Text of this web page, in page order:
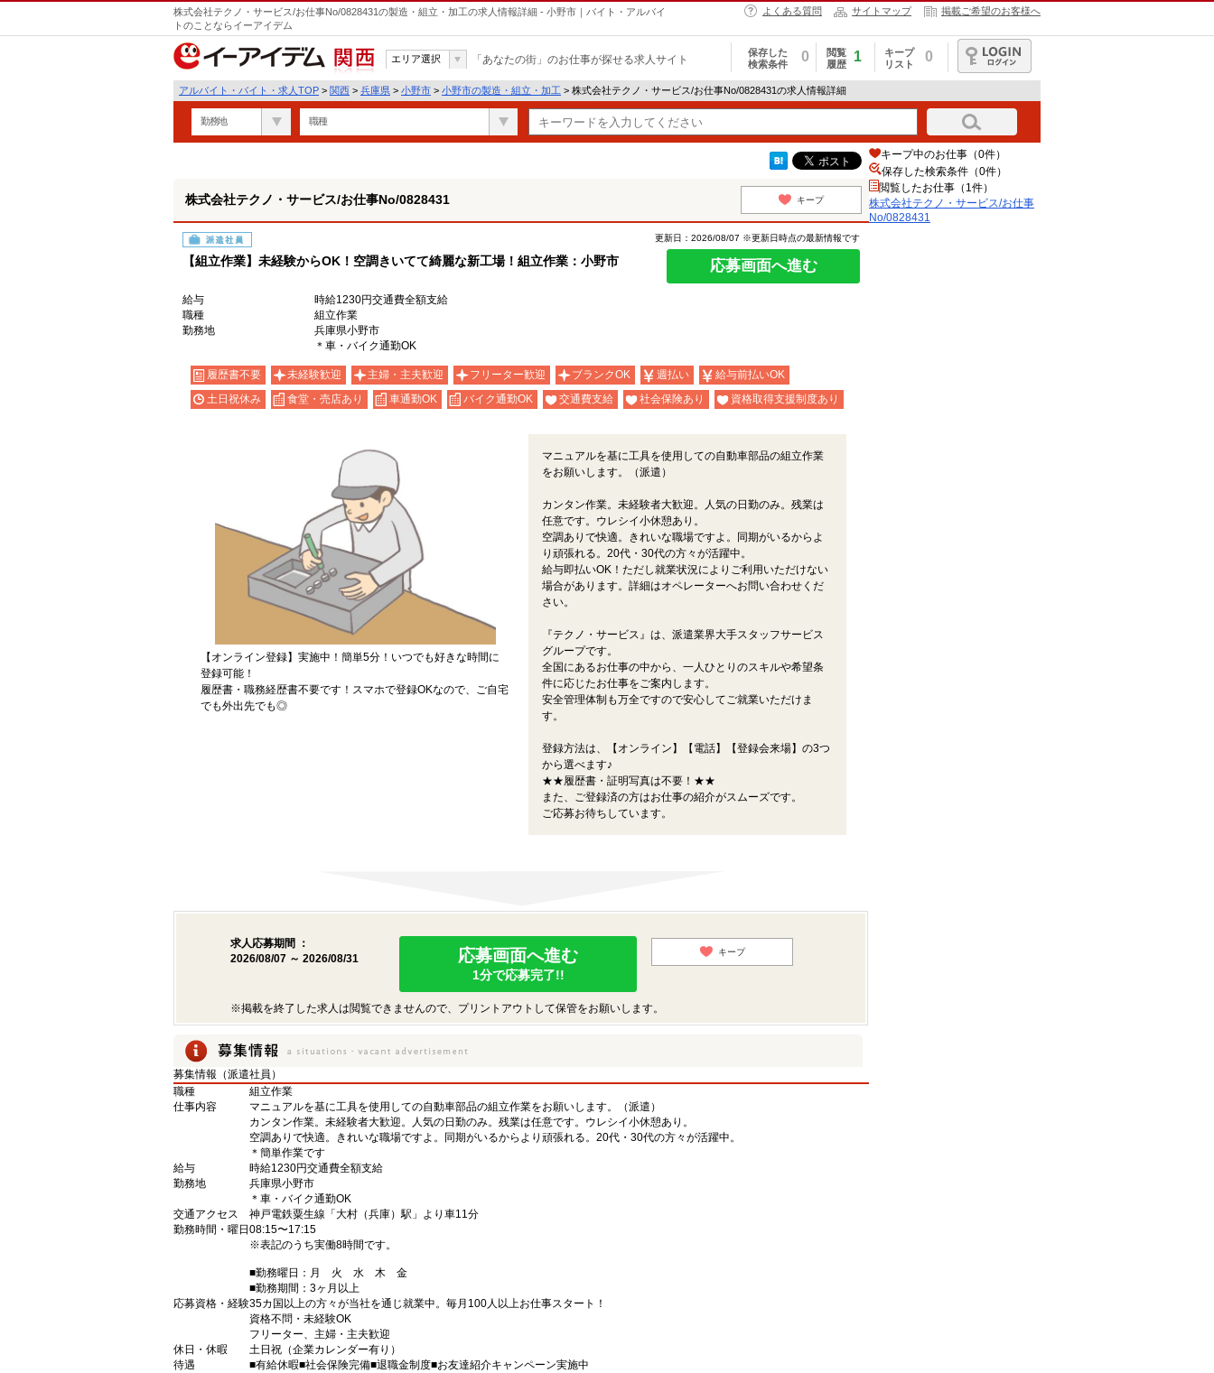
株式会社テクノ・サービス/お仕事No/0828431の製造・組立・加工の求人情報詳細 - 小野市｜バイト・アルバイ
トのことならイーアイデム
よくある質問 サイトマップ 掲載ご希望のお客様へ
関西
エリア選択 「あなたの街」のお仕事が探せる求人サイト
保存した
検索条件
0
閲覧
履歴
1
キープ
リスト
0
ログイン
アルバイト・バイト・求人TOP > 関西 > 兵庫県 > 小野市 > 小野市の製造・組立・加工 > 株式会社テクノ・サービス/お仕事No/0828431の求人情報詳細
勤務地 職種
株式会社テクノ・サービス/お仕事No/0828431 キープ
派遣社員
【組立作業】未経験からOK！空調きいてて綺麗な新工場！組立作業：小野市
更新日：2026/08/07 ※更新日時点の最新情報です
応募画面へ進む
給与
時給1230円交通費全額支給
職種
組立作業
勤務地
兵庫県小野市
＊車・バイク通勤OK
履歴書不要 未経験歓迎 主婦・主夫歓迎 フリーター歓迎 ブランクOK 週払い
給与前払いOK
土日祝休み
食堂・売店あり 車通勤OK バイク通勤OK 交通費支給 社会保険あり 資格取得支援制度あり
【オンライン登録】実施中！簡単5分！いつでも好きな時間に
登録可能！
履歴書・職務経歴書不要です！スマホで登録OKなので、ご自宅
でも外出先でも◎
マニュアルを基に工具を使用しての自動車部品の組立作業
をお願いします。（派遣）
カンタン作業。未経験者大歓迎。人気の日勤のみ。残業は
任意です。ウレシイ小休憩あり。
空調ありで快適。きれいな職場ですよ。同期がいるからよ
り頑張れる。20代・30代の方々が活躍中。
給与即払いOK！ただし就業状況によりご利用いただけない
場合があります。詳細はオペレーターへお問い合わせくだ
さい。
『テクノ・サービス』は、派遣業界大手スタッフサービス
グループです。
全国にあるお仕事の中から、一人ひとりのスキルや希望条
件に応じたお仕事をご案内します。
安全管理体制も万全ですので安心してご就業いただけま
す。
登録方法は、【オンライン】【電話】【登録会来場】の3つ
から選べます♪
★★履歴書・証明写真は不要！★★
また、ご登録済の方はお仕事の紹介がスムーズです。
ご応募お待ちしています。
求人応募期間 ：
2026/08/07 ～ 2026/08/31
応募画面へ進む
1分で応募完了!!
キープ
※掲載を終了した求人は閲覧できませんので、プリントアウトして保管をお願いします。
募集情報（派遣社員）
職種
組立作業
仕事内容
マニュアルを基に工具を使用しての自動車部品の組立作業をお願いします。（派遣）
カンタン作業。未経験者大歓迎。人気の日勤のみ。残業は任意です。ウレシイ小休憩あり。
空調ありで快適。きれいな職場ですよ。同期がいるからより頑張れる。20代・30代の方々が活躍中。
＊簡単作業です
給与
時給1230円交通費全額支給
勤務地
兵庫県小野市
＊車・バイク通勤OK
交通アクセス
神戸電鉄粟生線「大村（兵庫）駅」より車11分
勤務時間・曜日 08:15〜17:15
※表記のうち実働8時間です。
■勤務曜日：月 火 水 木 金
■勤務期間：3ヶ月以上
応募資格・経験35カ国以上の方々が当社を通じ就業中。毎月100人以上お仕事スタート！
資格不問・未経験OK
フリーター、主婦・主夫歓迎
休日・休暇
土日祝（企業カレンダー有り）
待遇
■有給休暇■社会保険完備■退職金制度■お友達紹介キャンペーン実施中
キープ中のお仕事（0件）
保存した検索条件（0件）
閲覧したお仕事（1件）
株式会社テクノ・サービス/お仕事
No/0828431